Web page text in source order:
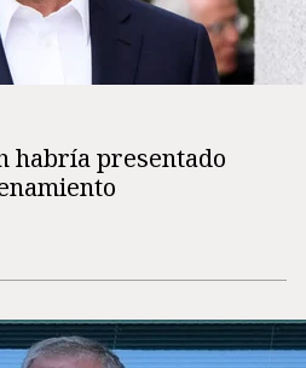
habría presentado